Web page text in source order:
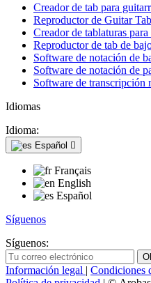
Creador de tab para
Reproductor de Guitar Tab
Creador de tablaturas
Reproductor de tab de
Software de notación de
Software de notación de
Software de transcripción
Idiomas
Idioma:
Español 
Français
English
Español
Síguenos
Síguenos:
Información legal | Condiciones